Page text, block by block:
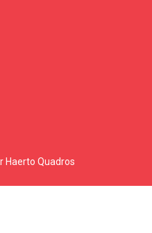
Haerto Quadros